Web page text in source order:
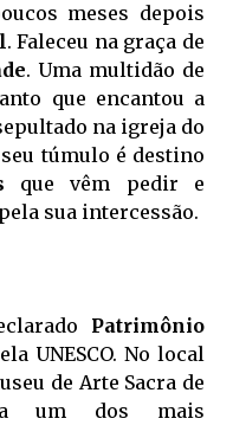
meses depois
. Faleceu na graça de
. Uma multidão de
que encantou a
na igreja do
túmulo é destino
que vêm pedir e
sua intercessão.
Patrimônio
UNESCO. No local
de Arte Sacra de
um dos mais